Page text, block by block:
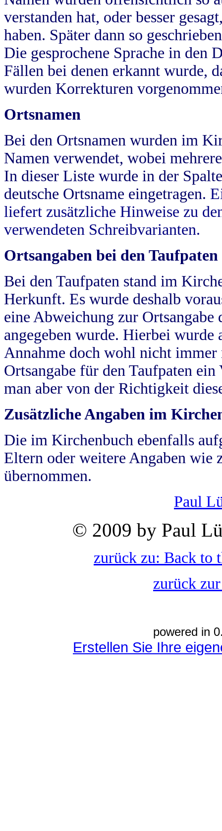
verstanden hat, oder besser
haben. Später dann so
Die gesprochene Sprache in
Fällen bei denen erkannt wurde,
wurden Korrekturen
Ortsnamen
Bei den Ortsnamen wurden im
Namen verwendet, wobei
In dieser Liste wurde in der
deutsche Ortsname eingetragen.
liefert zusätzliche Hinweise zu
verwendeten Schreibvarianten.
Ortsangaben bei den Taufpaten
Bei den Taufpaten stand im
Herkunft. Es wurde deshalb
eine Abweichung zur
angegeben wurde. Hierbei wurde
Annahme doch wohl nicht
Ortsangabe für den Taufpaten
man aber von der Richtigkeit
Zusätzliche Angaben im
Die im Kirchenbuch ebenfalls
Eltern oder weitere Angaben wie
übernommen.
Paul
© 2009 by Paul
zurück zu: Back to
zurück
powered in
Erstellen Sie Ihre